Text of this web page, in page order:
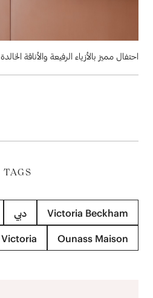
احتفال مميز بالأزياء الرفيعة والأناقة الخالدة
TAGS
Victoria Beckham دبي
Ounass Maison
Victoria